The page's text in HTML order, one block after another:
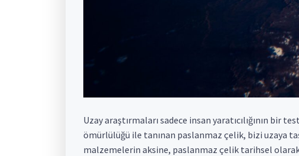
Uzay araştırmaları sadece insan yaratıcılığının bir
ömürlülüğü ile tanınan paslanmaz çelik, bizi uzaya
malzemelerin aksine, paslanmaz çelik tarihsel